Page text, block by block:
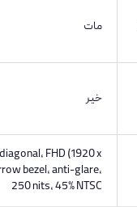
مات
خیر
FHD (1920 x
bezel, anti-glare,
250 nits, 45% NTSC